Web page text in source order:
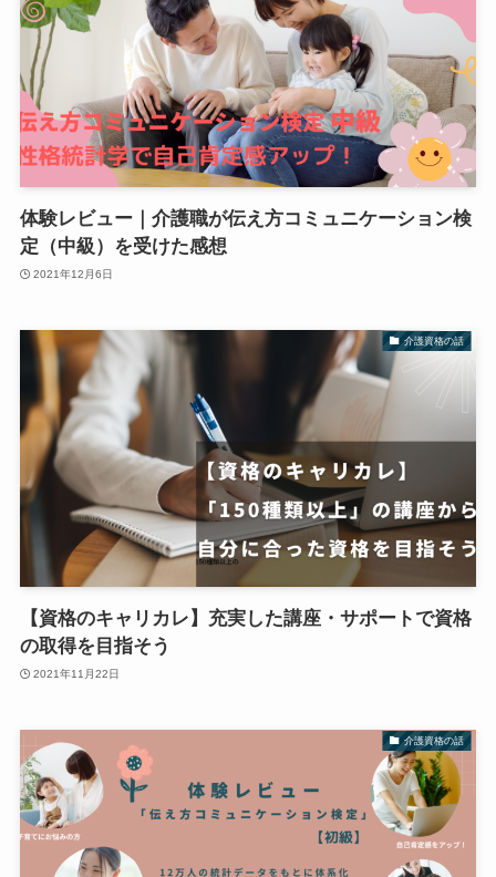
体験レビュー｜介護職が伝え方コミュニケーション検
定（中級）を受けた感想
2021年12月6日
介護資格の話
【資格のキャリカレ】充実した講座・サポートで資格
の取得を目指そう
2021年11月22日
介護資格の話